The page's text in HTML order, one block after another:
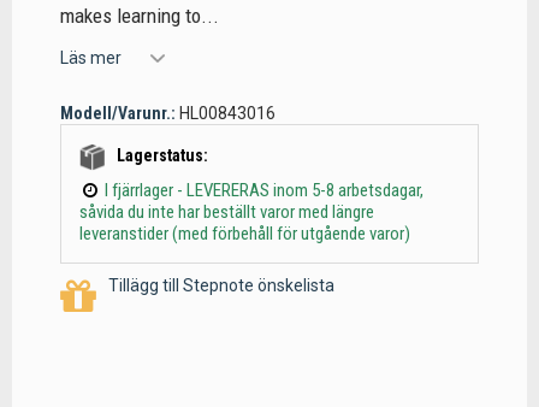
makes learning to...
Läs mer
Modell/Varunr.: HL00843016
Lagerstatus:
I fjärrlager - LEVERERAS inom 5-8 arbetsdagar,
såvida du inte har beställt varor med längre
leveranstider (med förbehåll för utgående varor)
Tillägg till Stepnote önskelista